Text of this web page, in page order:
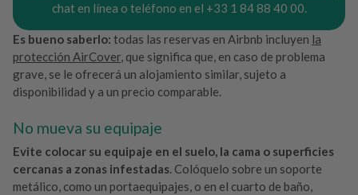
chat en línea o teléfono en el +33 1 84 88 40 00.
Es bueno saberlo: todas las reservas en Airbnb incluyen la
protección AirCover, que significa que, en caso de problema
grave, se le ofrecerá un alojamiento similar, sujeto a
disponibilidad y a un precio comparable.
No mueva su equipaje
Evite colocar su equipaje en el suelo, la cama o superficies
cercanas a zonas infestadas. Colóquelo sobre un soporte
metálico, como un portaequipajes, o en el cuarto de baño,